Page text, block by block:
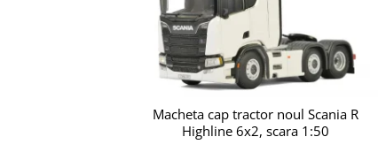
Macheta cap tractor noul Scania R
Highline 6x2, scara 1:50